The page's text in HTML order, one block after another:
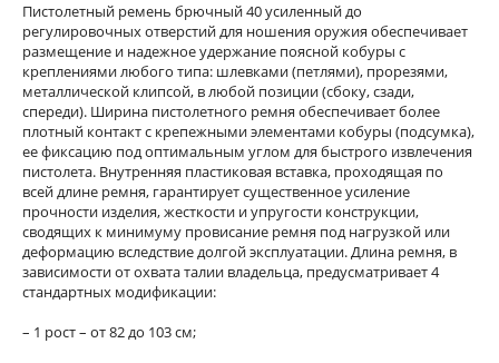
Пистолетный ремень брючный 40 усиленный до
регулировочных отверстий для ношения оружия обеспечивает
размещение и надежное удержание поясной кобуры с
креплениями любого типа: шлевками (петлями), прорезями,
металлической клипсой, в любой позиции (сбоку, сзади,
спереди). Ширина пистолетного ремня обеспечивает более
плотный контакт с крепежными элементами кобуры (подсумка),
ее фиксацию под оптимальным углом для быстрого извлечения
пистолета. Внутренняя пластиковая вставка, проходящая по
всей длине ремня, гарантирует существенное усиление
прочности изделия, жесткости и упругости конструкции,
сводящих к минимуму провисание ремня под нагрузкой или
деформацию вследствие долгой эксплуатации. Длина ремня, в
зависимости от охвата талии владельца, предусматривает 4
стандартных модификации:
– 1 рост – от 82 до 103 см;